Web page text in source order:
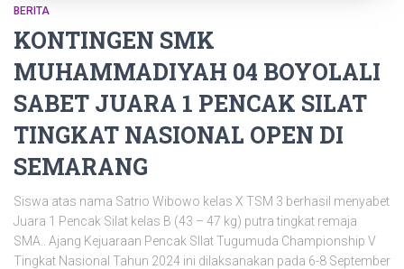
BERITA
KONTINGEN SMK
MUHAMMADIYAH 04 BOYOLALI
SABET JUARA 1 PENCAK SILAT
TINGKAT NASIONAL OPEN DI
SEMARANG
Siswa atas nama Satrio Wibowo kelas X TSM 3 berhasil menyabet
Juara 1 Pencak Silat kelas B (43 – 47 kg) putra tingkat remaja
SMA.. Ajang Kejuaraan Pencak SIlat Tugumuda Championship V
Tingkat Nasional Tahun 2024 ini dilaksanakan pada 6-8 September